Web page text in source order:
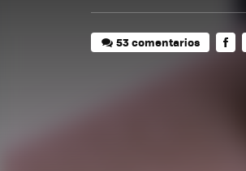
53 comentarios